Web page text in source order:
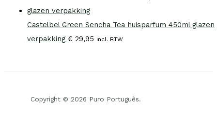
Castelbel Green Sencha Tea huisparfum 450ml glazen
verpakking €29,95 incl. BTW
Copyright © 2026 Puro Português.